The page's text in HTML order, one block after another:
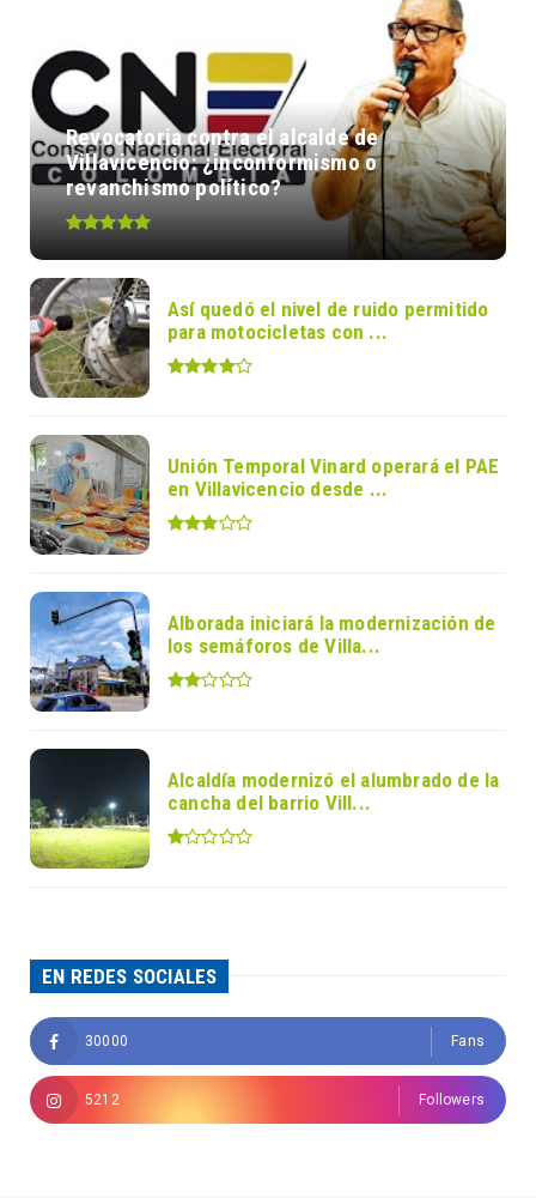
Revocatoria contra el alcalde de
Villavicencio: ¿inconformismo o
revanchismo político?
Así quedó el nivel de ruido permitido
para motocicletas con ...
Unión Temporal Vinard operará el PAE
en Villavicencio desde ...
Alborada iniciará la modernización de
los semáforos de Villa...
Alcaldía modernizó el alumbrado de la
cancha del barrio Vill...
EN REDES SOCIALES
30000 Fans
5212 Followers